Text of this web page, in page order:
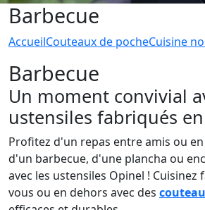
Barbecue
AccueilCouteaux de pocheCuisine
Barbecue
Un moment convivial
ustensiles fabriqués
Profitez d'un repas entre amis ou
d'un barbecue, d'une plancha ou
avec les ustensiles Opinel ! Cuisinez
vous ou en dehors avec des